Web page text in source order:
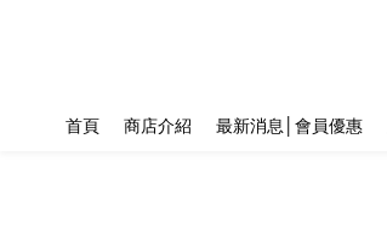
首頁 商店介紹 最新消息│會員優惠